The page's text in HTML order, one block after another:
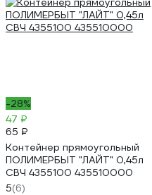
-28%
47 ₽
65 ₽
Контейнер прямоугольный
ПОЛИМЕРБЫТ "ЛАЙТ" 0,45л
СВЧ 4355100 435510000
5(6)